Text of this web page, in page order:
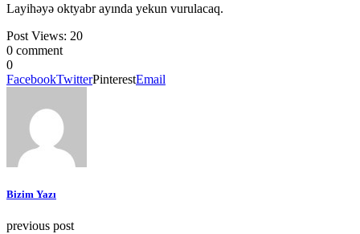
Layihəyə oktyabr ayında yekun vurulacaq.
Post Views: 20
0 comment
0
FacebookTwitterPinterestEmail
Bizim Yazı
previous post